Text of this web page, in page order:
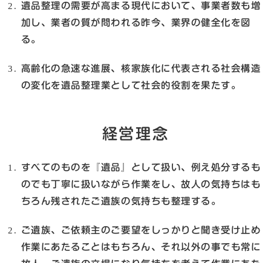
遺品整理の需要が高まる現代において、事業者数も増
加し、業者の質が問われる昨今、業界の健全化を図
る。
高齢化の急速な進展、核家族化に代表される社会構造
の変化を遺品整理業として社会的役割を果たす。
経営理念
すべてのものを『遺品』として扱い、例え処分するも
のでも丁寧に扱いながら作業をし、故人の気持ちはも
ちろん残されたご遺族の気持ちも整理する。
ご遺族、ご依頼主のご要望をしっかりと聞き受け止め
作業にあたることはもちろん、それ以外の事でも常に